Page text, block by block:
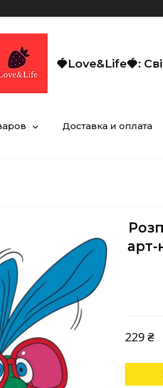
🍓Love&Life🍓:
Доставка и оплата
арт-
229 ₴